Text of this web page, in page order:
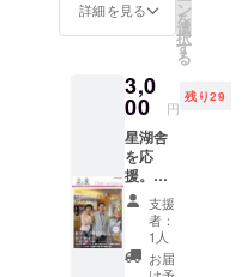
選びま
くか楽
しみに
てくだ
さい
ね。
nにてオ
ンデマ
た当事
者の手
記 手書
き原稿
を、右
麻痺の
当事者
が、そ
のまま
PC入力
詳細を見る ン
を
選
択
す
る
3,0
00 円
残り29
星湖舎
を応
援。闘
病記の
出版社
である
星湖舎
の文芸
支援
者：
1人
お届